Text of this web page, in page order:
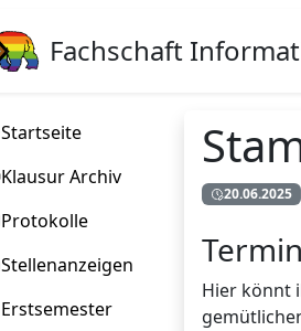
Fachschaft
Startseite
Klausur Archiv
Protokolle
Stellenanzeigen
Erstsemester
20.06.2025
Hier könnt